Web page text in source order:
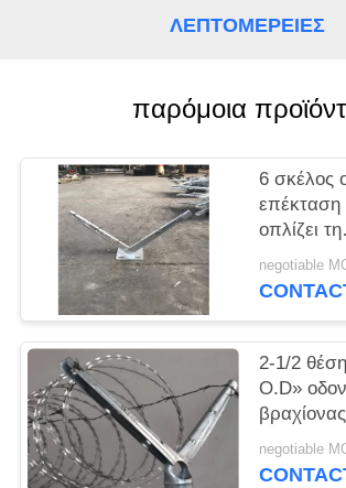
ΛΕΠΤΟΜΈΡΕΙΕΣ
παρόμοια
6 σκέλος
οπλίζει τη
χαράζει
negotiable
2-1/2
O.D»
καλωδίων
χρήση
negotiable